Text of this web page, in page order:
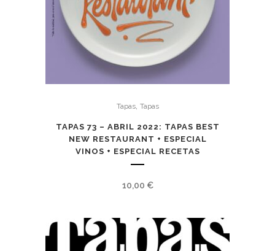
Tapas, Tapas
TAPAS 73 – ABRIL 2022: TAPAS BEST
NEW RESTAURANT + ESPECIAL
VINOS + ESPECIAL RECETAS
10,00 €